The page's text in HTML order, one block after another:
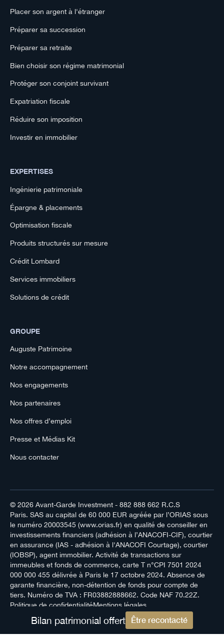
Placer son argent à l'étranger
Préparer sa succession
Préparer sa retraite
Bien choisir son régime matrimonial
Protéger son conjoint survivant
Expatriation fiscale
Réduire son imposition
Investir en immobilier
EXPERTISES
Ingénierie patrimoniale
Épargne & placements
Optimisation fiscale
Produits structurés sur mesure
Crédit Lombard
Services immobiliers
Solutions de crédit
GROUPE
Auguste Patrimoine
Notre accompagnement
Nos engagements
Nos partenaires
Nos offres d’emploi
Presse et Médias Kit
Nous contacter
© 2026 Avant-Garde Investment- 882 888 662 R.C.S
Paris. SAS au capital de 60 000 EUR agréée par l’ORIAS sous
le numéro 20003545 (www.orias.fr) en qualité de conseiller en
investissements financiers (adhésion à l’ANACOFI-CIF), courtier
en assurance (IAS - adhésion à l'ANACOFI Courtage), courtier
(IOBSP), agent immobilier. Activité de transactions sur
immeubles et fonds de commerce, carte T n°CPI 7501 2024
000 000 455 délivrée à Paris le 17 octobre 2024. Absence de
garante financière, non-détention de fonds pour compte de
tiers. Numéro de TVA : FR03882888662. Code NAF 70.22Z.
Politique de confidentialitéMentions légales
Bilan patrimonial offert Être recontacté